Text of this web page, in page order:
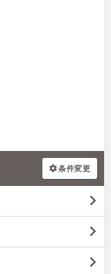
条件変更